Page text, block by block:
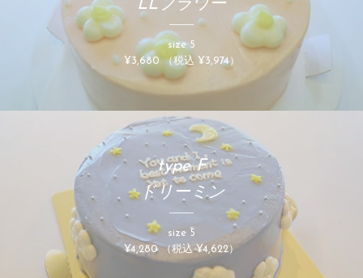
LLフラワー
size 5
¥3,680 （税込 ¥3,974）
type F
ドリーミン
size 5
¥4,280 （税込 ¥4,622）